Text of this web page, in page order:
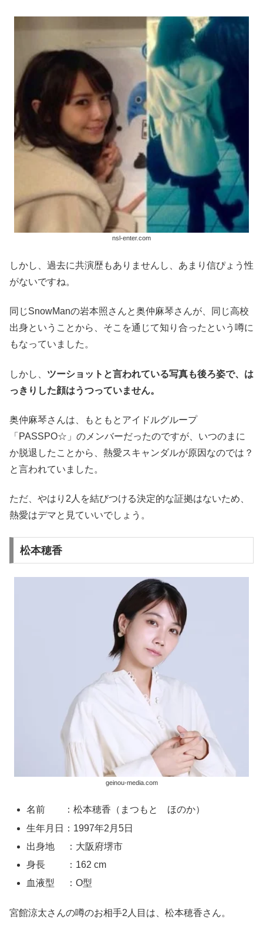
nsl-enter.com
しかし、過去に共演歴もありませんし、あまり信ぴょう性
がないですね。
同じSnowManの岩本照さんと奥仲麻琴さんが、同じ高校
出身ということから、そこを通じて知り合ったという噂に
もなっていました。
しかし、 ツーショットと言われている写真も後ろ姿で、は
っきりした顔はうつっていません。
奥仲麻琴さんは、もともとアイドルグループ
「PASSPO☆」のメンバーだったのですが、いつのまに
か脱退したことから、熱愛スキャンダルが原因なのでは？
と言われていました。
ただ、やはり2人を結びつける決定的な証拠はないため、
熱愛はデマと見ていいでしょう。
松本穂香
geinou-media.com
名前 ：松本穂香（まつもと ほのか）
生年月日：1997年2月5日
出身地 ：大阪府堺市
身長 ：162 cm
血液型 ：O型
宮館涼太さんの噂のお相手2人目は、松本穂香さん。